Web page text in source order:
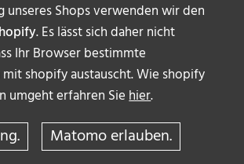
unseres Shops verwenden wir den
. Es lässt sich daher nicht
Ihr Browser bestimmte
shopify austauscht. Wie shopify
umgeht erfahren Siehier.
Matomo erlauben.